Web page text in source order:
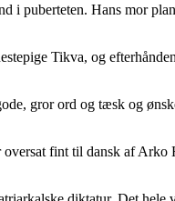
puberteten. Hans mor
Tikva, og
gror ord og tæsk og
fint til dansk af